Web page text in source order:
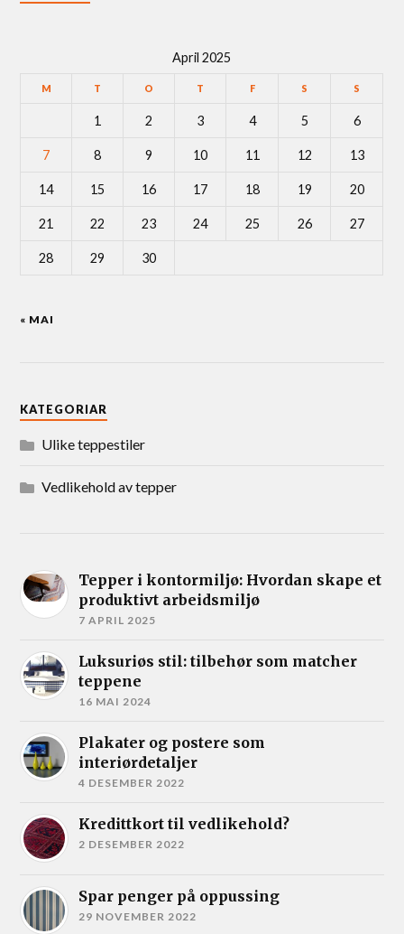
April 2025
M T O T F S S
1 2 3 4 5 6
7 8 9 10 11 12 13
14 15 16 17 18 19 20
21 22 23 24 25 26 27
28 29 30
« MAI
KATEGORIAR
Ulike teppestiler
Vedlikehold av tepper
Tepper i kontormiljø: Hvordan skape et
produktivt arbeidsmiljø
7 APRIL 2025
Luksuriøs stil: tilbehør som matcher
teppene
16 MAI 2024
Plakater og postere som
interiørdetaljer
4 DESEMBER 2022
Kredittkort til vedlikehold?
2 DESEMBER 2022
Spar penger på oppussing
29 NOVEMBER 2022